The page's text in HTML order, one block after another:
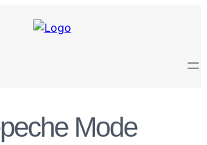
Mode